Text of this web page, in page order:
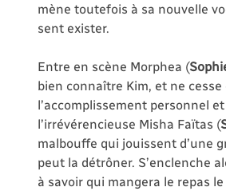
mène toutefois à sa nouvelle
sent exister.
Entre en scène Morphea (
bien connaître Kim, et ne
l’accomplissement personnel
l’irrévérencieuse Misha Faïtas (
malbouffe qui jouissent d’une
peut la détrôner. S’enclenche
à savoir qui mangera le repas